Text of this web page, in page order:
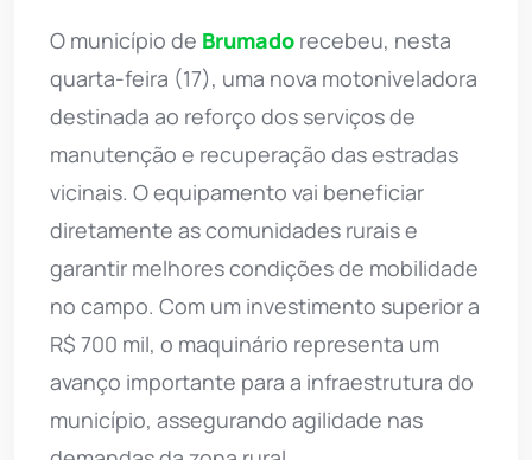
O município de Brumado recebeu, nesta
quarta-feira (17), uma nova motoniveladora
destinada ao reforço dos serviços de
manutenção e recuperação das estradas
vicinais. O equipamento vai beneficiar
diretamente as comunidades rurais e
garantir melhores condições de mobilidade
no campo. Com um investimento superior a
R$ 700 mil, o maquinário representa um
avanço importante para a infraestrutura do
município, assegurando agilidade nas